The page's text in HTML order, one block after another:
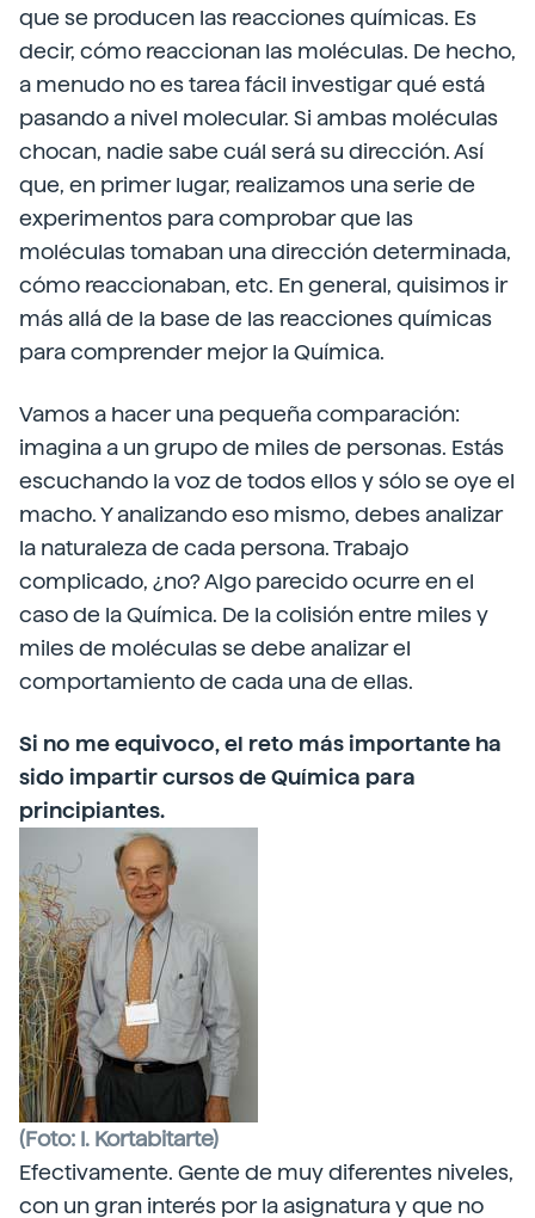
que se producen las reacciones químicas. Es
decir, cómo reaccionan las moléculas. De hecho,
a menudo no es tarea fácil investigar qué está
pasando a nivel molecular. Si ambas moléculas
chocan, nadie sabe cuál será su dirección. Así
que, en primer lugar, realizamos una serie de
experimentos para comprobar que las
moléculas tomaban una dirección determinada,
cómo reaccionaban, etc. En general, quisimos ir
más allá de la base de las reacciones químicas
para comprender mejor la Química.
Vamos a hacer una pequeña comparación:
imagina a un grupo de miles de personas. Estás
escuchando la voz de todos ellos y sólo se oye el
macho. Y analizando eso mismo, debes analizar
la naturaleza de cada persona. Trabajo
complicado, ¿no? Algo parecido ocurre en el
caso de la Química. De la colisión entre miles y
miles de moléculas se debe analizar el
comportamiento de cada una de ellas.
Si no me equivoco, el reto más importante ha
sido impartir cursos de Química para
principiantes.
(Foto: I. Kortabitarte)
Efectivamente. Gente de muy diferentes niveles,
con un gran interés por la asignatura y que no